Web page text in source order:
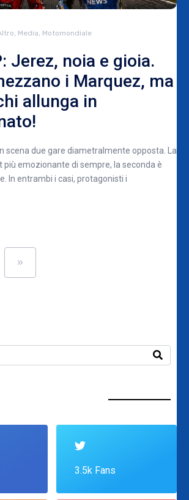
Media Motomondiale
Jerez, noia e gioia.
i Marquez, ma
allunga in
scena due gare diametralmente opposta. La
più emozionante di sempre, la seconda è
In entrambi i casi, protagonisti i
»
3.5k Fans